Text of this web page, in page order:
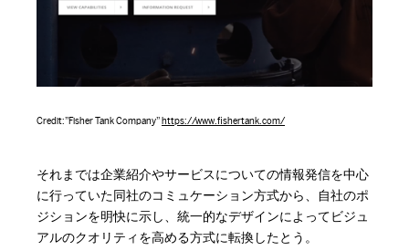
Credit:”Fisher Tank Company”https://www.fishertank.com/
それまでは企業紹介やサービスについての情報発信を中心
に行っていた同社のコミュケーション方式から、自社のポ
ジションを明快に示し、統一的なデザインによってビジュ
アルのクオリティを高める方式に転換したとう。